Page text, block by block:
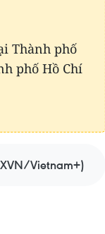
Thành phố
phố Hồ Chí
Vietnam+)